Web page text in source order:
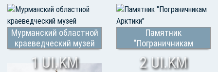
Мурманский областной
краеведческий музей
1 UI.KM
Памятник
"Пограничникам
2 UI.KM